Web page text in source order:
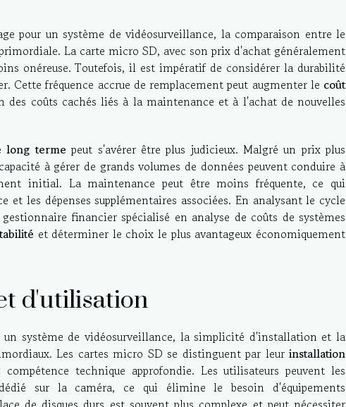
pour un système de vidéosurveillance, la comparaison entre le
La carte micro SD, avec son prix d'achat généralement
onéreuse. Toutefois, il est impératif de considérer la durabilité
Cette fréquence accrue de remplacement peut augmenter le coût
coûts cachés liés à la maintenance et à l'achat de nouvelles
long terme peut s'avérer être plus judicieux. Malgré un prix plus
à gérer de grands volumes de données peuvent conduire à
initial. La maintenance peut être moins fréquente, ce qui
les dépenses supplémentaires associées. En analysant le cycle
financier spécialisé en analyse de coûts de systèmes
et déterminer le choix le plus avantageux économiquement
d'utilisation
système de vidéosurveillance, la simplicité d'installation et la
Les cartes micro SD se distinguent par leur installation
technique approfondie. Les utilisateurs peuvent les
sur la caméra, ce qui élimine le besoin d'équipements